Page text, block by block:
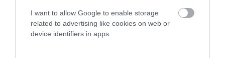
I want to allow Google to enable storage
related to advertising like cookies on web or
device identifiers in apps.